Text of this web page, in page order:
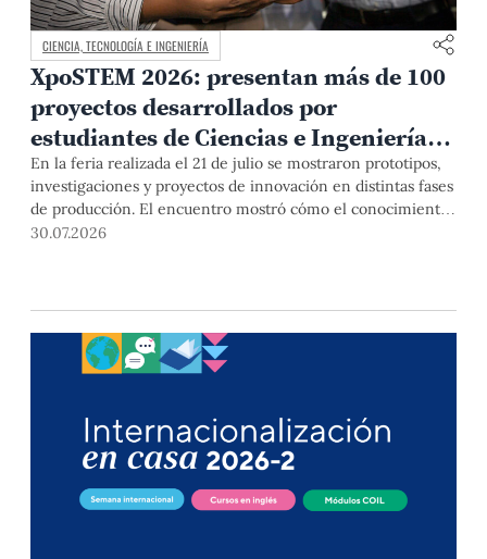
CIENCIA, TECNOLOGÍA E INGENIERÍA
XpoSTEM 2026: presentan más de 100
proyectos desarrollados por
estudiantes de Ciencias e Ingeniería
PUCP orientados a atender
necesidades del país
En la feria realizada el 21 de julio se mostraron prototipos,
investigaciones y proyectos de innovación en distintas fases
de producción. El encuentro mostró cómo el conocimiento
adquirido en las aulas puede responder a desafíos concretos
30.07.2026